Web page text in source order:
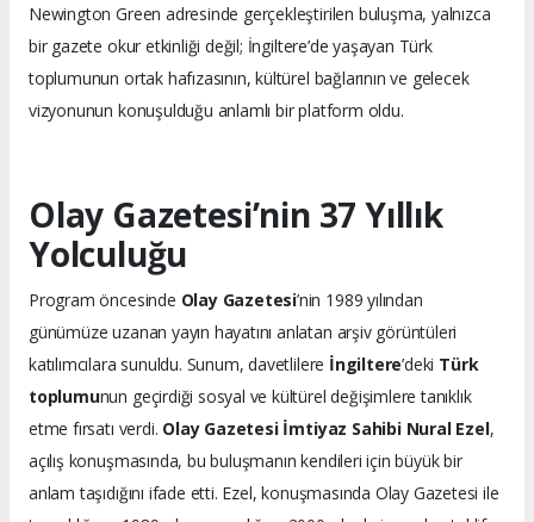
Newington Green adresinde gerçekleştirilen buluşma, yalnızca
bir gazete okur etkinliği değil; İngiltere’de yaşayan Türk
toplumunun ortak hafızasının, kültürel bağlarının ve gelecek
vizyonunun konuşulduğu anlamlı bir platform oldu.
Olay Gazetesi’nin 37 Yıllık
Yolculuğu
Program öncesinde Olay Gazetesi’nin 1989 yılından
günümüze uzanan yayın hayatını anlatan arşiv görüntüleri
katılımcılara sunuldu. Sunum, davetlilere İngiltere’deki Türk
toplumunun geçirdiği sosyal ve kültürel değişimlere tanıklık
etme fırsatı verdi. Olay Gazetesi İmtiyaz Sahibi Nural Ezel,
açılış konuşmasında, bu buluşmanın kendileri için büyük bir
anlam taşıdığını ifade etti. Ezel, konuşmasında Olay Gazetesi ile